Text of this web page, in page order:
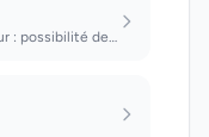
Voir une pharmacie de l'extérieur : possibilité de riche mariage. Entrer dans un...